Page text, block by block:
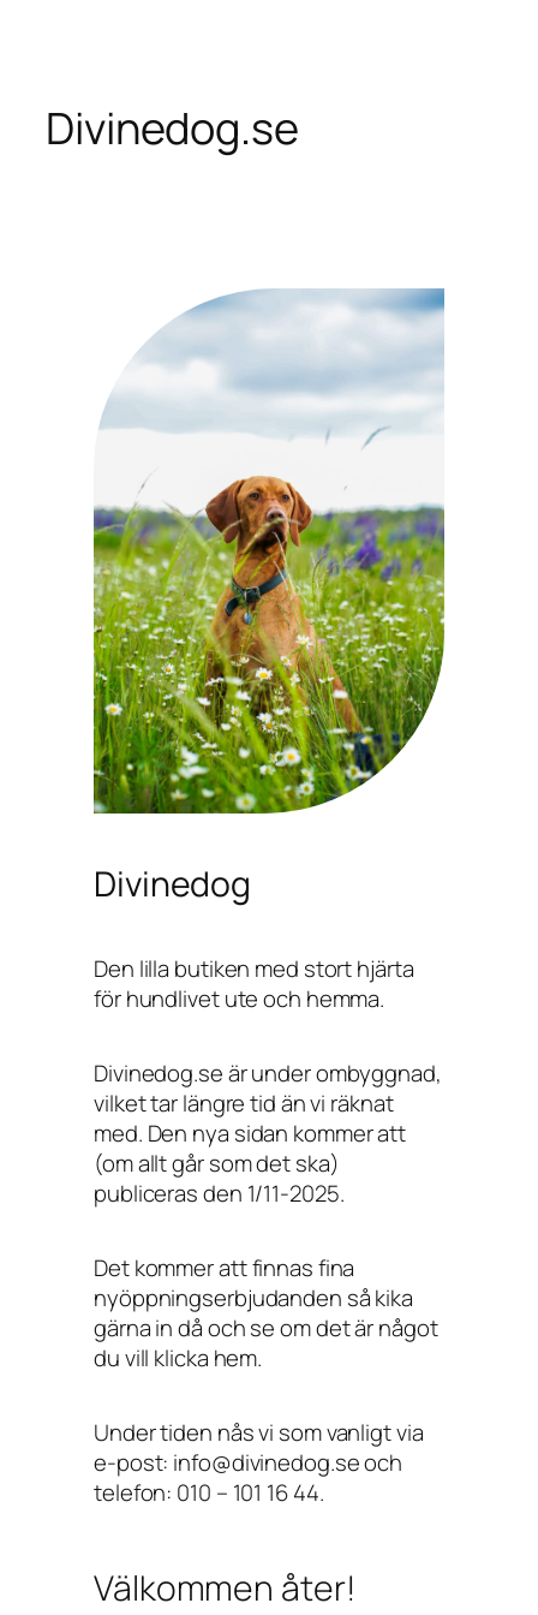
content
Divinedog.se
Divinedog
Den lilla butiken med stort hjärta
för hundlivet ute och hemma.
Divinedog.se är under ombyggnad,
vilket tar längre tid än vi räknat
med. Den nya sidan kommer att
(om allt går som det ska)
publiceras den 1/11-2025.
Det kommer att finnas fina
nyöppningserbjudanden så kika
gärna in då och se om det är något
du vill klicka hem.
Under tiden nås vi som vanligt via
e-post: info@divinedog.se och
telefon: 010 – 101 16 44.
Välkommen åter!